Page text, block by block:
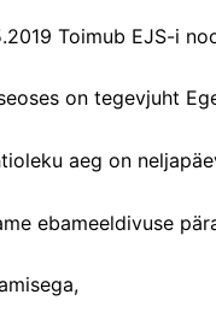
Toimub EJS-i
on tegevjuht
aeg on
ebameeldivuse